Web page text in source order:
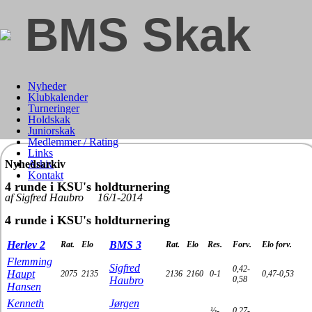
BMS Skak
Nyheder
Klubkalender
Turneringer
Holdskak
Juniorskak
Medlemmer / Rating
Links
Arkiv
Kontakt
Nyhedsarkiv
4 runde i KSU's holdturnering
af Sigfred Haubro 16/1-2014
4 runde i KSU's holdturnering
Herlev 2 Rat. Elo BMS 3 Rat. Elo Res. Forv. Elo forv.
Flemming
Haupt
Hansen
2075 2135
Sigfred
Haubro
2136 2160 0-1
0,42-
0,58
0,47-0,53
Kenneth
Jørgen